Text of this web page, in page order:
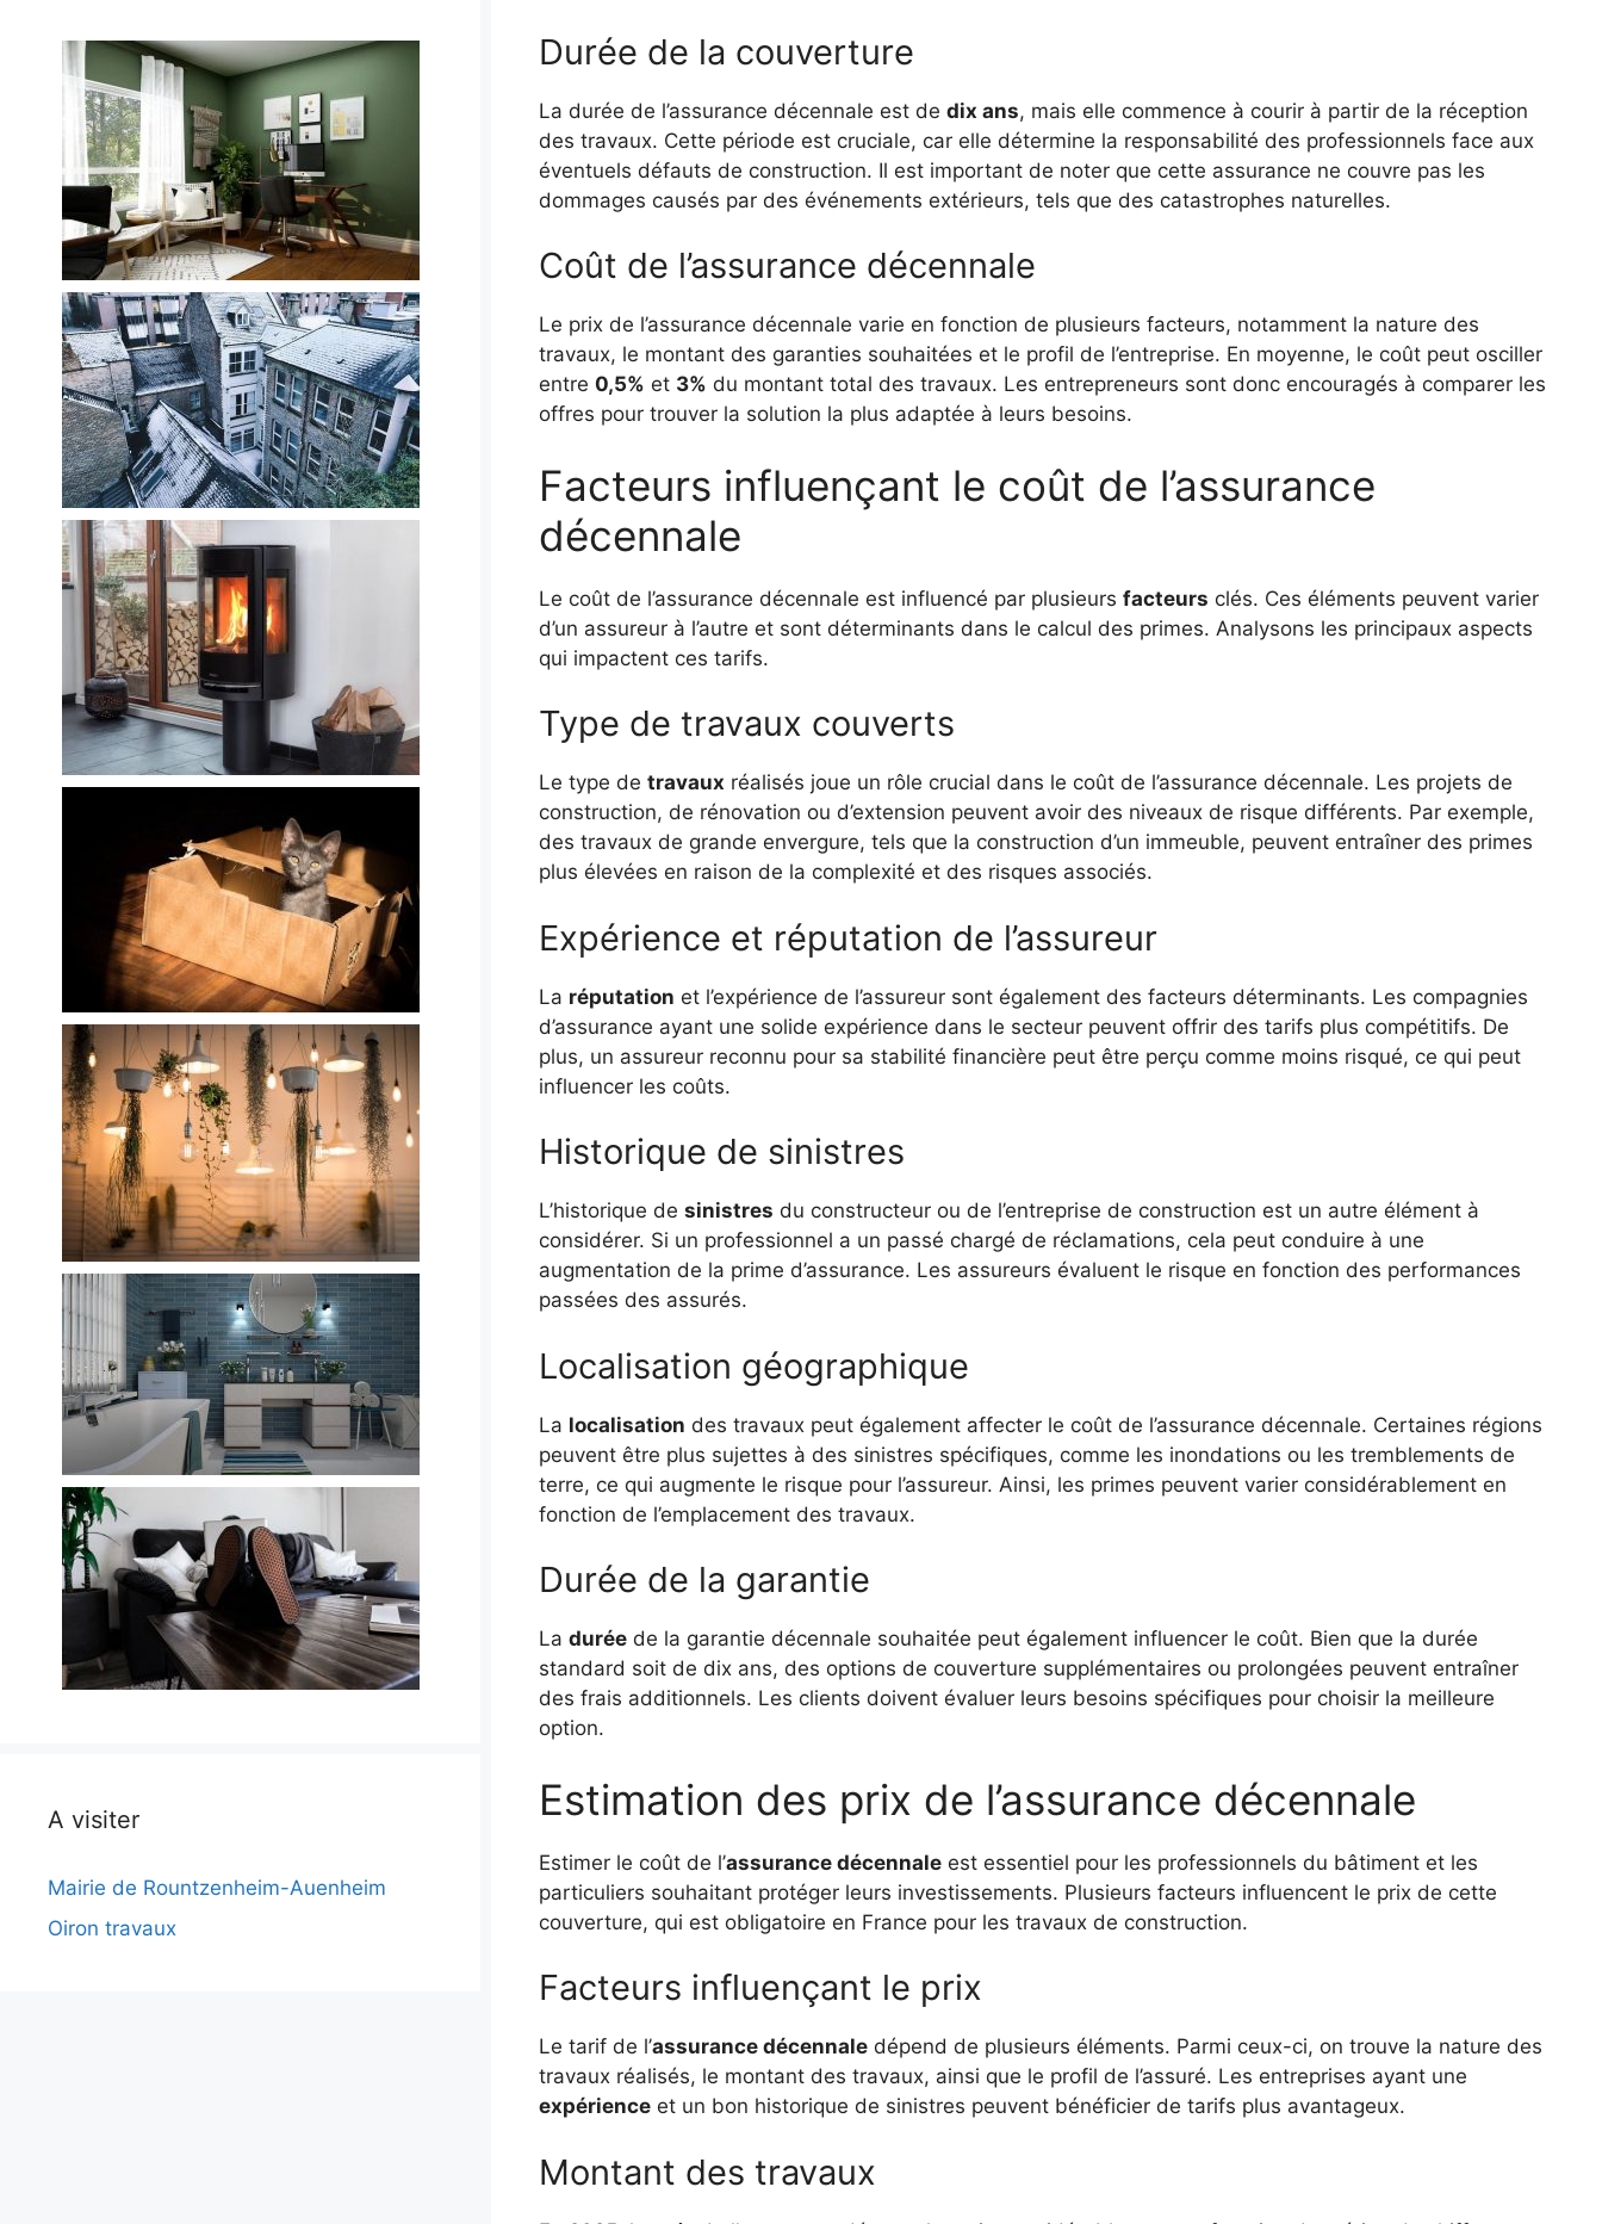
Durée de la couverture
La durée de l’assurance décennale est dedix ans, mais elle commence à courir à partir de la réception
des travaux. Cette période est cruciale, car elle détermine la responsabilité des professionnels face aux
éventuels défauts de construction. Il est important de noter que cette assurance ne couvre pas les
dommages causés par des événements extérieurs, tels que des catastrophes naturelles.
Coût de l’assurance décennale
Le prix de l’assurance décennale varie en fonction de plusieurs facteurs, notamment la nature des
travaux, le montant des garanties souhaitées et le profil de l’entreprise. En moyenne, le coût peut osciller
entre0,5% et 3% du montant total des travaux. Les entrepreneurs sont donc encouragés à comparer les
offres pour trouver la solution la plus adaptée à leurs besoins.
Facteurs influençant le coût de l’assurance
décennale
Le coût de l’assurance décennale est influencé par plusieursfacteurs clés. Ces éléments peuvent varier
d’un assureur à l’autre et sont déterminants dans le calcul des primes. Analysons les principaux aspects
qui impactent ces tarifs.
Type de travaux couverts
Le type detravaux réalisés joue un rôle crucial dans le coût de l’assurance décennale. Les projets de
construction, de rénovation ou d’extension peuvent avoir des niveaux de risque différents. Par exemple,
des travaux de grande envergure, tels que la construction d’un immeuble, peuvent entraîner des primes
plus élevées en raison de la complexité et des risques associés.
Expérience et réputation de l’assureur
La réputation et l’expérience de l’assureur sont également des facteurs déterminants. Les compagnies
d’assurance ayant une solide expérience dans le secteur peuvent offrir des tarifs plus compétitifs. De
plus, un assureur reconnu pour sa stabilité financière peut être perçu comme moins risqué, ce qui peut
influencer les coûts.
Historique de sinistres
L’historique desinistres du constructeur ou de l’entreprise de construction est un autre élément à
considérer. Si un professionnel a un passé chargé de réclamations, cela peut conduire à une
augmentation de la prime d’assurance. Les assureurs évaluent le risque en fonction des performances
passées des assurés.
Localisation géographique
La localisation des travaux peut également affecter le coût de l’assurance décennale. Certaines régions
peuvent être plus sujettes à des sinistres spécifiques, comme les inondations ou les tremblements de
terre, ce qui augmente le risque pour l’assureur. Ainsi, les primes peuvent varier considérablement en
fonction de l’emplacement des travaux.
Durée de la garantie
Ladurée de la garantie décennale souhaitée peut également influencer le coût. Bien que la durée
standard soit de dix ans, des options de couverture supplémentaires ou prolongées peuvent entraîner
des frais additionnels. Les clients doivent évaluer leurs besoins spécifiques pour choisir la meilleure
option.
Estimation des prix de l’assurance décennale
Estimer le coût de l’assurance décennale est essentiel pour les professionnels du bâtiment et les
particuliers souhaitant protéger leurs investissements. Plusieurs facteurs influencent le prix de cette
couverture, qui est obligatoire en France pour les travaux de construction.
Facteurs influençant le prix
Le tarif de l’assurance décennale dépend de plusieurs éléments. Parmi ceux-ci, on trouve la nature des
travaux réalisés, le montant des travaux, ainsi que le profil de l’assuré. Les entreprises ayant une
expérience et un bon historique de sinistres peuvent bénéficier de tarifs plus avantageux.
Montant des travaux
A visiter
Mairie de Rountzenheim-Auenheim
Oiron travaux